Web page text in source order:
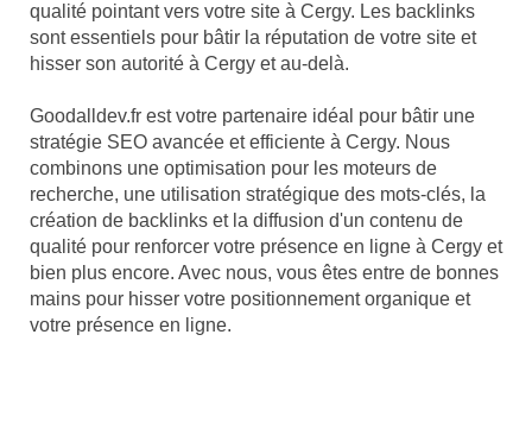
qualité pointant vers votre site à Cergy. Les backlinks
sont essentiels pour bâtir la réputation de votre site et
hisser son autorité à Cergy et au-delà.
Goodalldev.fr est votre partenaire idéal pour bâtir une
stratégie SEO avancée et efficiente à Cergy. Nous
combinons une optimisation pour les moteurs de
recherche, une utilisation stratégique des mots-clés, la
création de backlinks et la diffusion d'un contenu de
qualité pour renforcer votre présence en ligne à Cergy et
bien plus encore. Avec nous, vous êtes entre de bonnes
mains pour hisser votre positionnement organique et
votre présence en ligne.